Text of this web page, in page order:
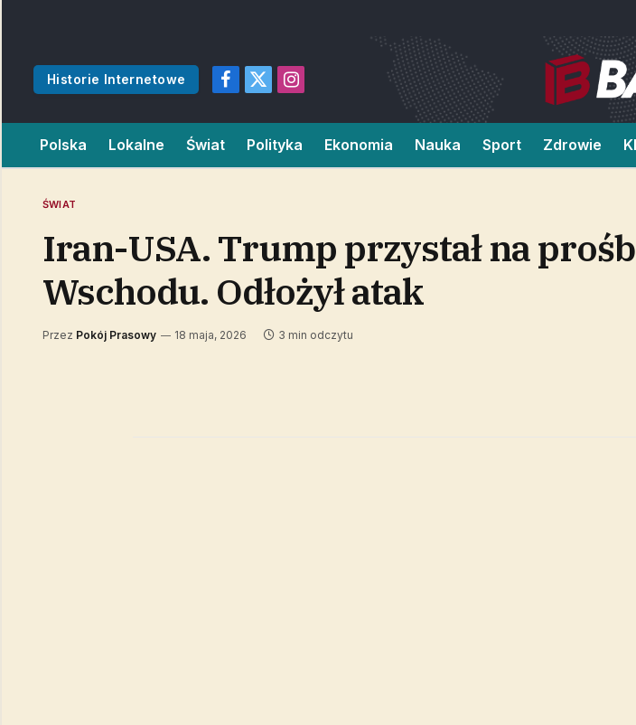
Historie Internetowe
Facebook
X
Instagram
Polska Lokalne Świat Polityka Ekonomia Nauka Sport Zdrowie
ŚWIAT
Iran-USA. Trump przystał na
Wschodu. Odłożył atak
Przez Pokój Prasowy 18 maja, 2026 3 min odczytu